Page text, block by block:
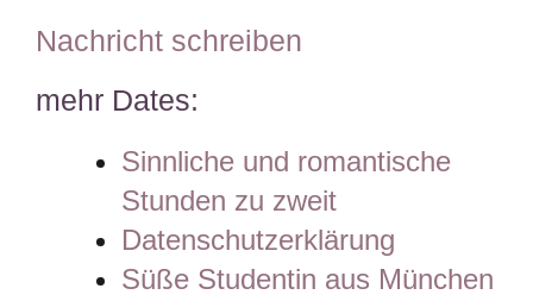
Nachricht schreiben
mehr Dates:
Sinnliche und romantische
Stunden zu zweit
Datenschutzerklärung
Süße Studentin aus München